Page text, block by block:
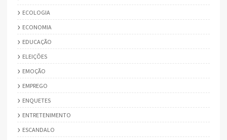
ECOLOGIA
ECONOMIA
EDUCAÇÃO
ELEIÇÕES
EMOÇÃO
EMPREGO
ENQUETES
ENTRETENIMENTO
ESCANDALO